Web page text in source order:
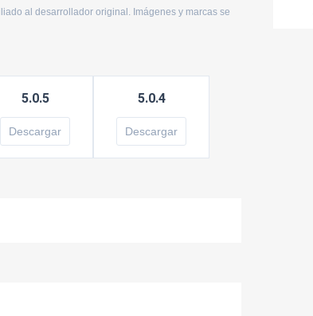
al desarrollador original. Imágenes y marcas se
5.0.5
Descargar
5.0.4
Descargar